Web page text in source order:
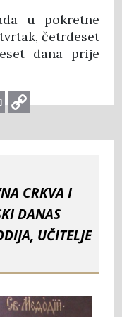
u pokretne
četrdeset
dana prije
Print
Link
CRKVA I
DANAS
UČITELJE